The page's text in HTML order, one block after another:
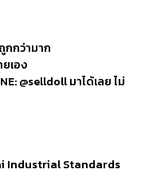
กกว่ามาก
เอง
@selldoll มาได้เลย ไม่
Industrial Standards